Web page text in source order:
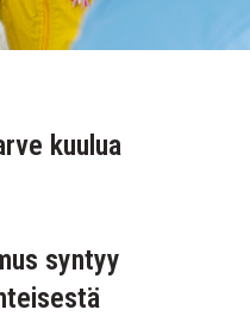
kuulua
syntyy